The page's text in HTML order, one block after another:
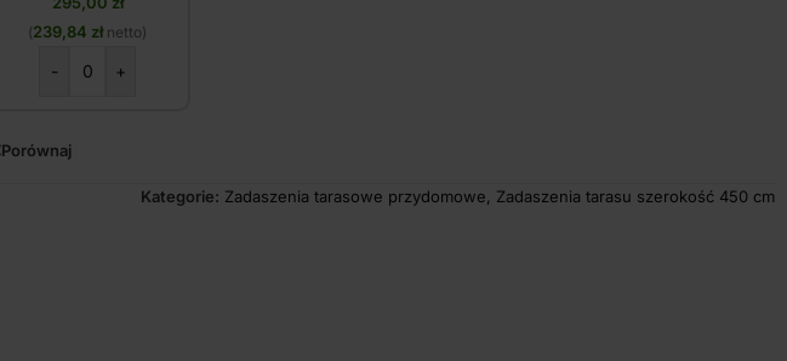
(239,84 złnetto)
- +
Porównaj
Kategorie: Zadaszenia tarasowe przydomowe, Zadaszenia tarasu szerokość 450 cm